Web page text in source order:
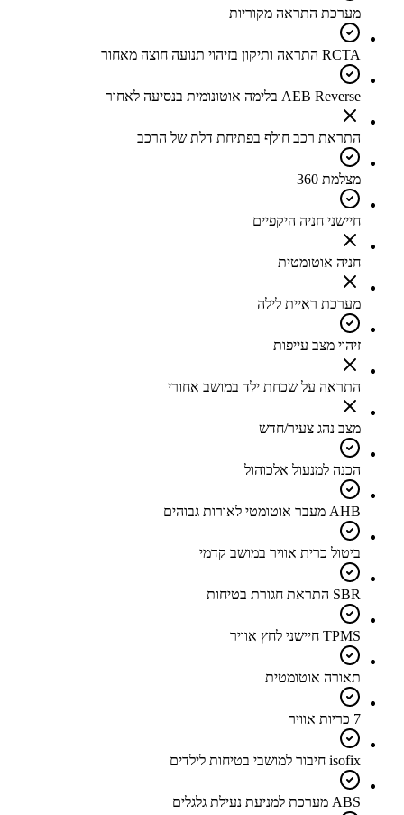
מערכת התראה מקוריות
RCTA התראה ותיקון בזיהוי תנועה חוצה מאחור
AEB Reverse בלימה אוטונומית בנסיעה לאחור
התראת רכב חולף בפתיחת דלת של הרכב
מצלמת 360
חיישני חניה היקפיים
חניה אוטומטית
מערכת ראיית לילה
זיהוי מצב עייפות
התראה על שכחת ילד במושב אחורי
מצב נהג צעיר/חדש
הכנה למנעול אלכוהול
AHB מעבר אוטומטי לאורות גבוהים
ביטול כרית אוויר במושב קדמי
SBR התראת חגורת בטיחות
TPMS חיישני לחץ אוויר
תאורה אוטומטית
7 כריות אוויר
isofix חיבור למושבי בטיחות לילדים
ABS מערכת למניעת נעילת גלגלים